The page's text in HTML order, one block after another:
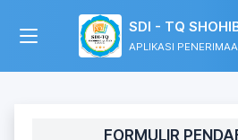
SDI - TQ
APLIKASI
FORMULIR